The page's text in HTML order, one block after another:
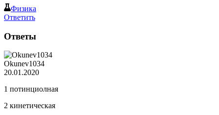
Физика
Ответить
Ответы
Okunev1034
20.01.2020
1 потинциолная
2 кинетическая